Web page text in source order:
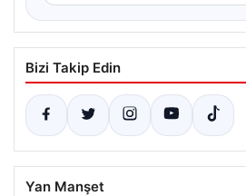
Bizi Takip Edin
Yan Manşet